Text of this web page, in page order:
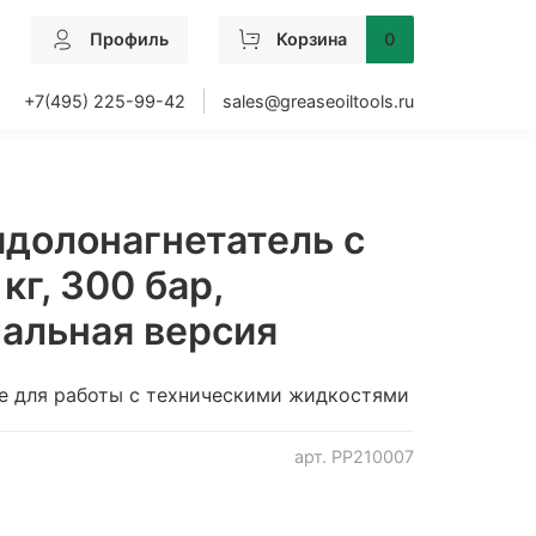
Профиль Корзина 0
+7(495) 225-99-42 sales@greaseoiltools.ru
арт. PP210007
с
300 бар,
версия
для работы с техническими жидкостями